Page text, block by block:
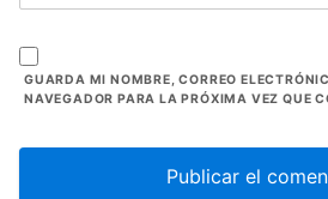
GUARDA MI NOMBRE, CORREO
NAVEGADOR PARA LA PRÓXIMA VEZ QUE